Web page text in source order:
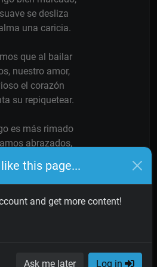
this page...
and get more content!
Ask me later Log in
se desliza
una caricia.
que al bailar
nuestro amor,
el corazón
su repiquetear.
es más rimado
abrazados,
con su queja.
de vivir